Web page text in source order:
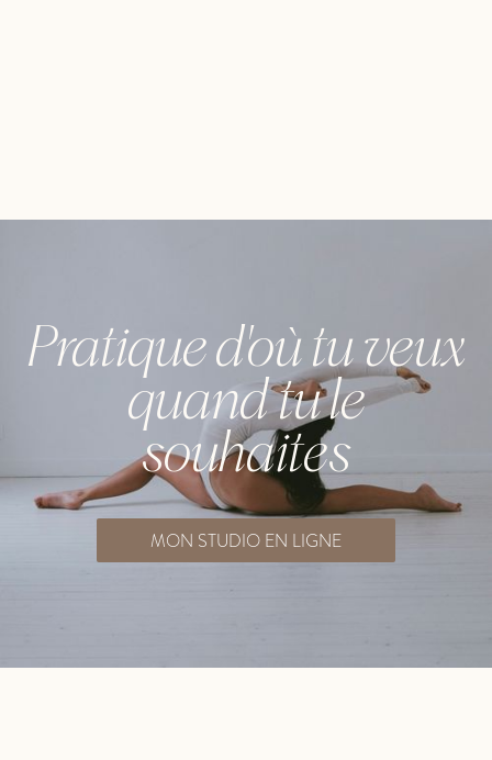
Pratique d'où tu veux
quand tu le
souhaites
MON STUDIO EN LIGNE